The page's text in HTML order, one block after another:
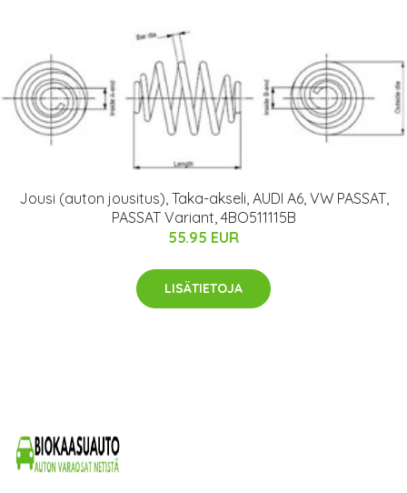
Jousi (auton jousitus), Taka-akseli, AUDI A6, VW PASSAT,
PASSAT Variant, 4BO511115B
55.95 EUR
LISÄTIETOJA